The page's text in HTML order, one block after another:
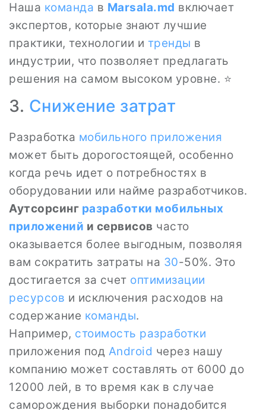
Наша команда в Marsala.md включает
экспертов, которые знают лучшие
практики, технологии и тренды в
индустрии, что позволяет предлагать
решения на самом высоком уровне. ⭐
3. Снижение затрат
Разработка мобильного приложения
может быть дорогостоящей, особенно
когда речь идет о потребностях в
оборудовании или найме разработчиков.
Аутсорсинг разработки мобильных
приложений и сервисов часто
оказывается более выгодным, позволяя
вам сократить затраты на 30-50%. Это
достигается за счет оптимизации
ресурсов и исключения расходов на
содержание команды.
Например, стоимость разработки
приложения под Android через нашу
компанию может составлять от 6000 до
12000 лей, в то время как в случае
саморождения выборки понадобится